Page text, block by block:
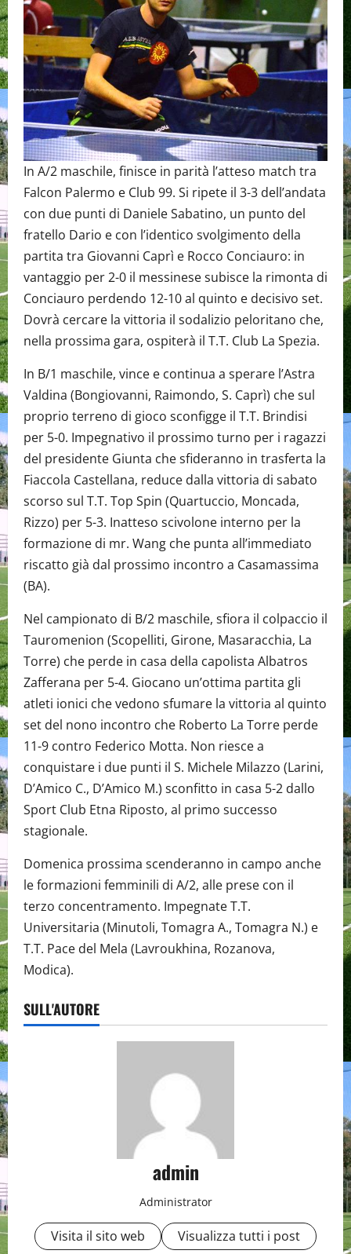
In A/2 maschile, finisce in parità l’atteso match tra
Falcon Palermo e Club 99. Si ripete il 3-3 dell’andata
con due punti di Daniele Sabatino, un punto del
fratello Dario e con l’identico svolgimento della
partita tra Giovanni Caprì e Rocco Conciauro: in
vantaggio per 2-0 il messinese subisce la rimonta di
Conciauro perdendo 12-10 al quinto e decisivo set.
Dovrà cercare la vittoria il sodalizio peloritano che,
nella prossima gara, ospiterà il T.T. Club La Spezia.
In B/1 maschile, vince e continua a sperare l’Astra
Valdina (Bongiovanni, Raimondo, S. Caprì) che sul
proprio terreno di gioco sconfigge il T.T. Brindisi
per 5-0. Impegnativo il prossimo turno per i ragazzi
del presidente Giunta che sfideranno in trasferta la
Fiaccola Castellana, reduce dalla vittoria di sabato
scorso sul T.T. Top Spin (Quartuccio, Moncada,
Rizzo) per 5-3. Inatteso scivolone interno per la
formazione di mr. Wang che punta all’immediato
riscatto già dal prossimo incontro a Casamassima
(BA).
Nel campionato di B/2 maschile, sfiora il colpaccio il
Tauromenion (Scopelliti, Girone, Masaracchia, La
Torre) che perde in casa della capolista Albatros
Zafferana per 5-4. Giocano un’ottima partita gli
atleti ionici che vedono sfumare la vittoria al quinto
set del nono incontro che Roberto La Torre perde
11-9 contro Federico Motta. Non riesce a
conquistare i due punti il S. Michele Milazzo (Larini,
D’Amico C., D’Amico M.) sconfitto in casa 5-2 dallo
Sport Club Etna Riposto, al primo successo
stagionale.
Domenica prossima scenderanno in campo anche
le formazioni femminili di A/2, alle prese con il
terzo concentramento. Impegnate T.T.
Universitaria (Minutoli, Tomagra A., Tomagra N.) e
T.T. Pace del Mela (Lavroukhina, Rozanova,
Modica).
SULL'AUTORE
admin
Administrator
Visita il sito web Visualizza tutti i post